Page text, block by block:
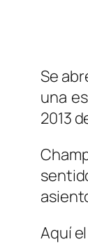
Se
una
2013
Aquí el